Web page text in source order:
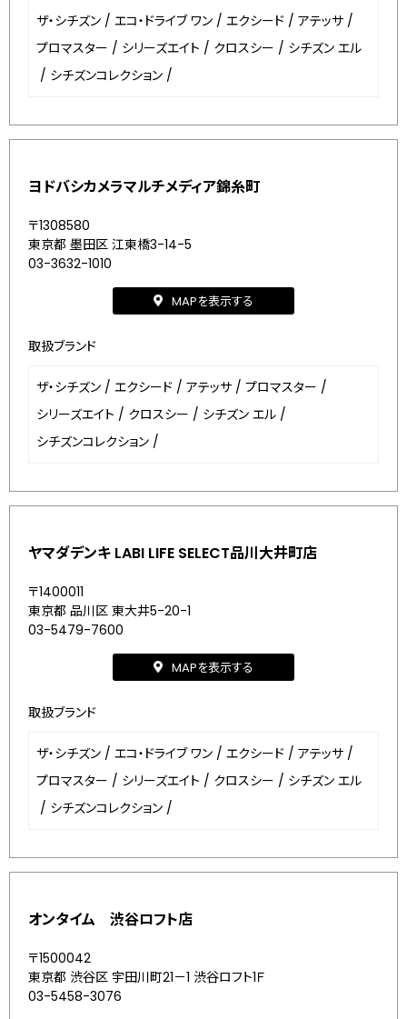
ザ・シチズン / エコ・ドライブ ワン / エクシード / アテッサ /
プロマスター / シリーズエイト / クロスシー / シチズン エル
/ シチズンコレクション /
ヨドバシカメラマルチメディア錦糸町
〒1308580
東京都 墨田区 江東橋3-14-5
03-3632-1010
MAPを表示する
取扱ブランド
ザ・シチズン / エクシード / アテッサ / プロマスター /
シリーズエイト / クロスシー / シチズン エル /
シチズンコレクション /
ヤマダデンキ LABI LIFE SELECT品川大井町店
〒1400011
東京都 品川区 東大井5-20-1
03-5479-7600
MAPを表示する
取扱ブランド
ザ・シチズン / エコ・ドライブ ワン / エクシード / アテッサ /
プロマスター / シリーズエイト / クロスシー / シチズン エル
/ シチズンコレクション /
オンタイム 渋谷ロフト店
〒1500042
東京都 渋谷区 宇田川町21－1 渋谷ロフト1Ｆ
03-5458-3076